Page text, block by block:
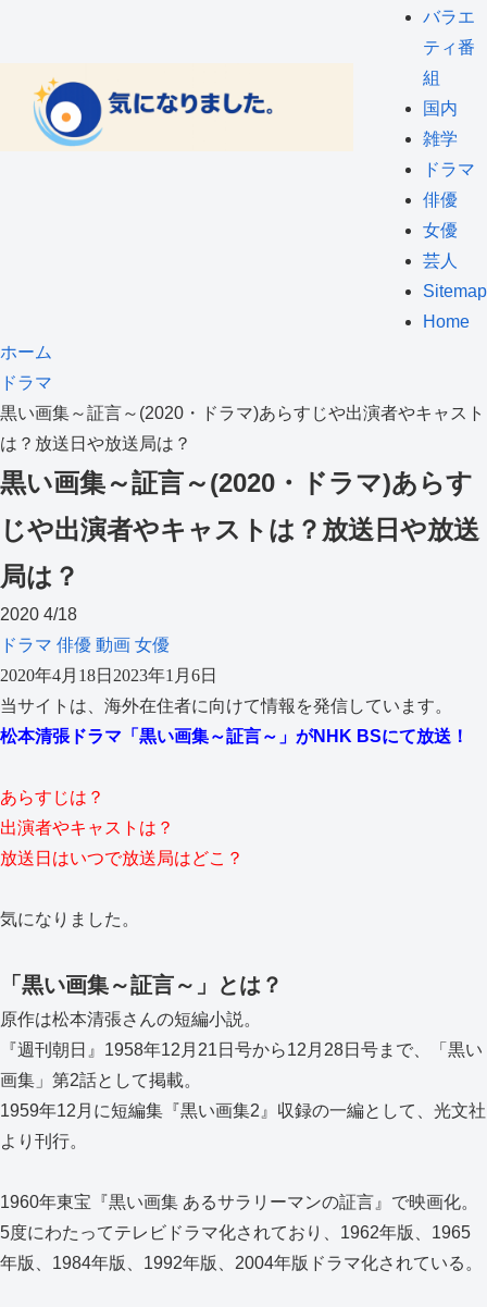
バラエ
ティ番
組
国内
雑学
ドラマ
俳優
女優
芸人
Sitemap
Home
ホーム
ドラマ
黒い画集～証言～(2020・ドラマ)あらすじや出演者やキャスト
は？放送日や放送局は？
黒い画集～証言～(2020・ドラマ)あらす
じや出演者やキャストは？放送日や放送
局は？
2020 4/18
ドラマ 俳優 動画 女優
2020年4月18日 2023年1月6日
当サイトは、海外在住者に向けて情報を発信しています。
松本清張ドラマ「黒い画集～証言～」がNHK BSにて放送！
あらすじは？
出演者やキャストは？
放送日はいつで放送局はどこ？
気になりました。
「黒い画集～証言～」とは？
原作は松本清張さんの短編小説。
『週刊朝日』1958年12月21日号から12月28日号まで、「黒い
画集」第2話として掲載。
1959年12月に短編集『黒い画集2』収録の一編として、光文社
より刊行。
1960年東宝『黒い画集 あるサラリーマンの証言』で映画化。
5度にわたってテレビドラマ化されており、1962年版、1965
年版、1984年版、1992年版、2004年版ドラマ化されている。